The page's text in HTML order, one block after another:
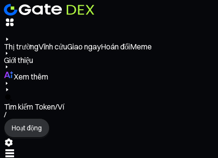
Thị trườngVĩnh cửuGiao ngayHoán đổiMeme
Giới thiệu
Xem thêm
Tìm kiếm Token/Ví
/
Hoạt động